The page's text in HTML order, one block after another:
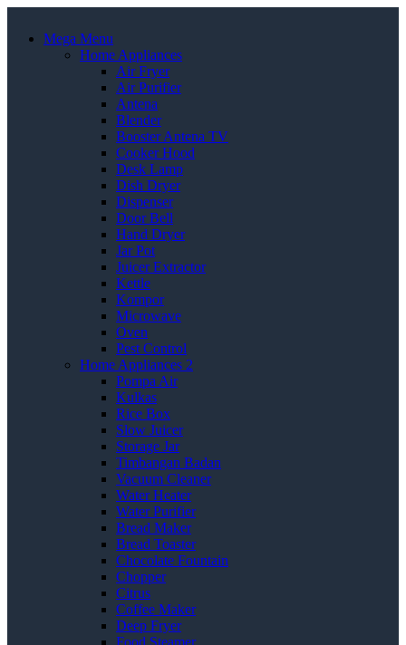
Mega Menu
Home Appliances
Air Fryer
Air Purifier
Antena
Blender
Booster Antena TV
Cooker Hood
Desk Lamp
Dish Dryer
Dispenser
Door Bell
Hand Dryer
Jar Pot
Juicer Extractor
Kettle
Kompor
Microwave
Oven
Pest Control
Home Appliances 2
Pompa Air
Kulkas
Rice Box
Slow Juicer
Storage Jar
Timbangan Badan
Vacuum Cleaner
Water Heater
Water Purifier
Bread Maker
Bread Toaster
Chocolate Fountain
Chopper
Citrus
Coffee Maker
Deep Fryer
Food Steamer